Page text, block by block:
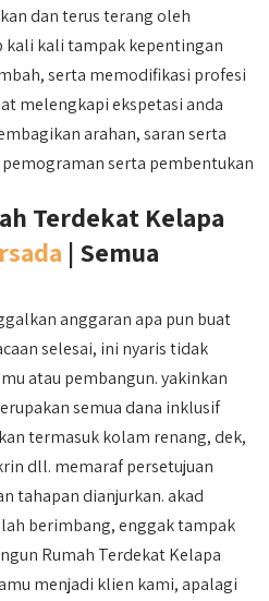
dan terus terang oleh
kali kali tampak kepentingan
serta memodifikasi profesi
melengkapi ekspetasi anda
arahan, saran serta
serta pembentukan
Terdekat Kelapa
| Semua
anggaran apa pun buat
selesai, ini nyaris tidak
atau pembangun. yakinkan
semua dana inklusif
termasuk kolam renang, dek,
dll. memaraf persetujuan
tahapan dianjurkan. akad
berimbang, enggak tampak
Rumah Terdekat Kelapa
menjadi klien kami, apalagi